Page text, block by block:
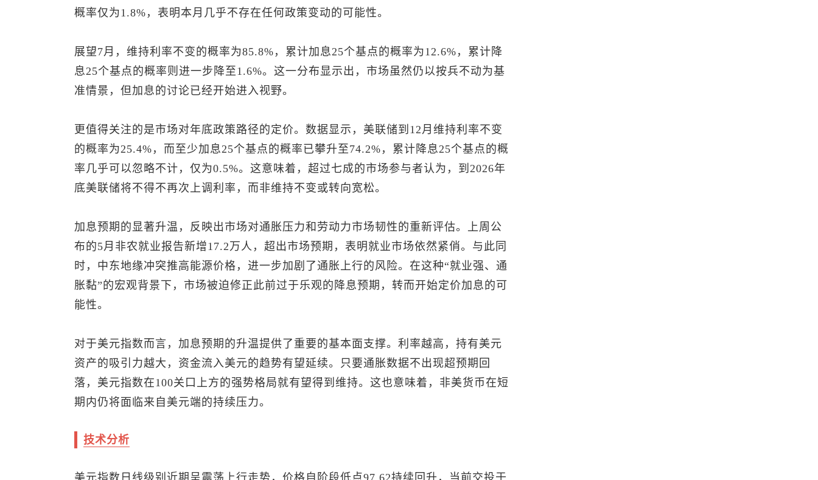
概率仅为1.8%，表明本月几乎不存在任何政策变动的可能性。
展望7月，维持利率不变的概率为85.8%，累计加息25个基点的概率为12.6%，累计降
息25个基点的概率则进一步降至1.6%。这一分布显示出，市场虽然仍以按兵不动为基
准情景，但加息的讨论已经开始进入视野。
更值得关注的是市场对年底政策路径的定价。数据显示，美联储到12月维持利率不变
的概率为25.4%，而至少加息25个基点的概率已攀升至74.2%，累计降息25个基点的概
率几乎可以忽略不计，仅为0.5%。这意味着，超过七成的市场参与者认为，到2026年
底美联储将不得不再次上调利率，而非维持不变或转向宽松。
加息预期的显著升温，反映出市场对通胀压力和劳动力市场韧性的重新评估。上周公
布的5月非农就业报告新增17.2万人，超出市场预期，表明就业市场依然紧俏。与此同
时，中东地缘冲突推高能源价格，进一步加剧了通胀上行的风险。在这种“就业强、通
胀黏”的宏观背景下，市场被迫修正此前过于乐观的降息预期，转而开始定价加息的可
能性。
对于美元指数而言，加息预期的升温提供了重要的基本面支撑。利率越高，持有美元
资产的吸引力越大，资金流入美元的趋势有望延续。只要通胀数据不出现超预期回
落， 美元指数在100关口上方的强势格局就有望得到维持。这也意味着，非美货币在短
期内仍将面临来自美元端的持续压力。
技术分析
美元指数 日线级别近期呈震荡上行走势，价格自阶段低点97.62持续回升，当前交投于